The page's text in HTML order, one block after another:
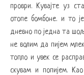
проври. Кувајте уз
отопе бомбоне. и то
дневно по једна та
не волим да пијем
топло и увек се
скувам и попијем.